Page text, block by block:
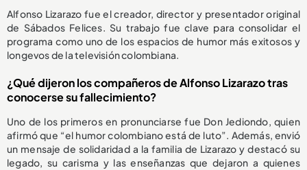
Alfonso Lizarazo fue el creador, director y presentador original
de Sábados Felices. Su trabajo fue clave para consolidar el
programa como uno de los espacios de humor más exitosos y
longevos de la televisión colombiana.
¿Qué dijeron los compañeros de Alfonso Lizarazo tras
conocerse su fallecimiento?
Uno de los primeros en pronunciarse fue Don Jediondo, quien
afirmó que “el humor colombiano está de luto”. Además, envió
un mensaje de solidaridad a la familia de Lizarazo y destacó su
legado, su carisma y las enseñanzas que dejaron a quienes